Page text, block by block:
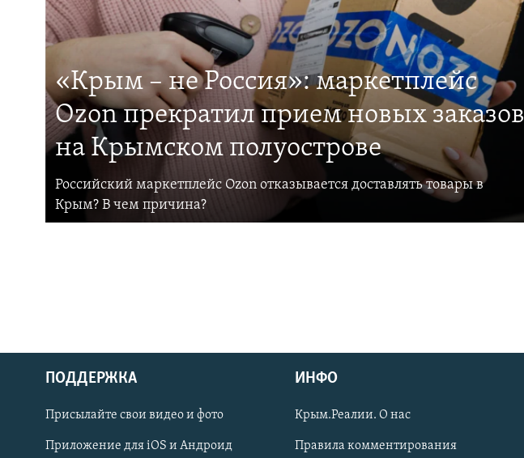
Українською
Qırımtatar
«Крым – не Россия»: маркетплейс
Ozon прекратил прием новых заказов
на Крымском полуострове
Российский маркетплейс Ozon отказывается доставлять товары в
Крым? В чем причина?
ПОДДЕРЖКА
Присылайте свои видео и фото
Приложение для iOS и Андроид
ИНФО
Крым.Реалии. О нас
Правила комментирования